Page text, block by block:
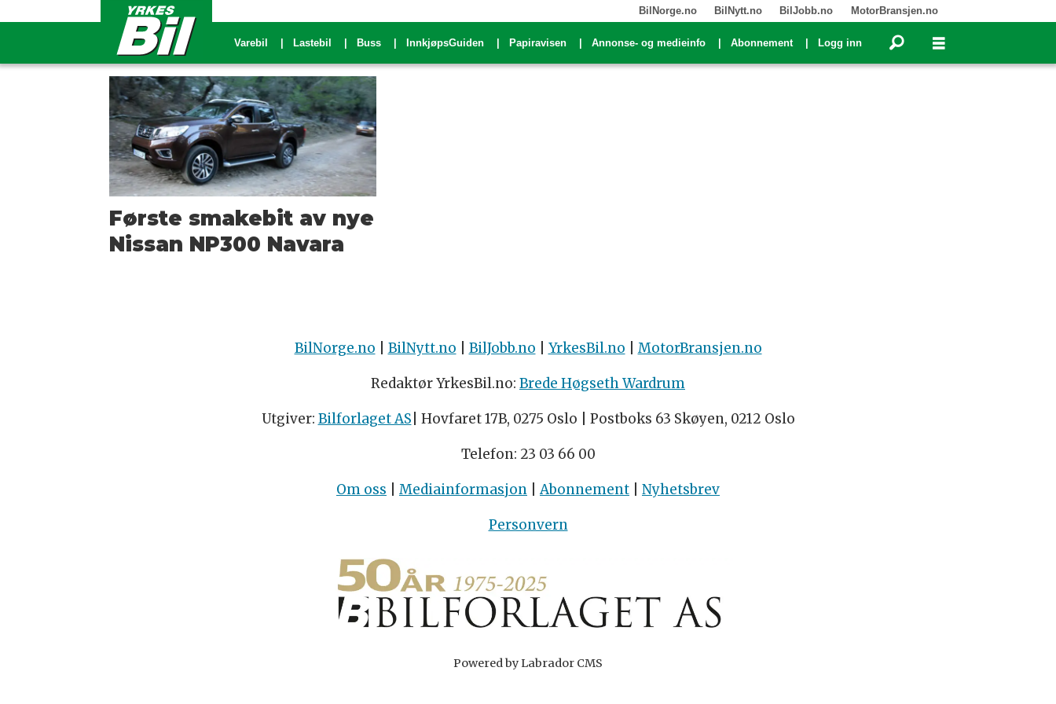
BilNorge.no BilNytt.no BilJobb.no MotorBransjen.no
Varebil Lastebil Buss InnkjøpsGuiden Papiravisen Annonse- og medieinfo Abonnement Logg inn
mallorca
Første smakebit av nye
Nissan NP300 Navara
BilNorge.no BilNytt.no BilJobb.no YrkesBil.no MotorBransjen.no
Redaktør YrkesBil.no: Brede Høgseth Wardrum
Utgiver: Bilforlaget AS | Hovfaret 17B, 0275 Oslo | Postboks 63 Skøyen, 0212 Oslo
Telefon: 23 03 66 00
Om oss Mediainformasjon |Abonnement Nyhetsbrev
Personvern
Powered by Labrador CMS